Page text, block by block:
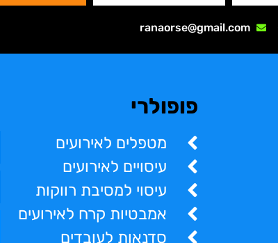
ranaorse@gmail.com
פופולרי
מטפלים לאירועים
עיסויים לאירועים
עיסוי למסיבת רווקות
אמבטיות קרח לאירועים
סדנאות לעובדים